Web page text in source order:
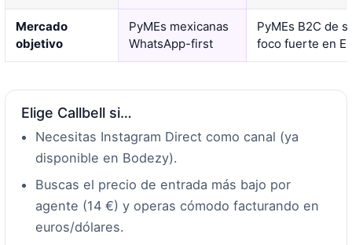
Mercado
objetivo
PyMEs mexicanas
WhatsApp-first
PyMEs B2C de
foco fuerte en
Elige Callbell si…
Necesitas Instagram Direct como canal (ya
disponible en Bodezy).
Buscas el precio de entrada más bajo por
agente (14 €) y operas cómodo facturando en
euros/dólares.